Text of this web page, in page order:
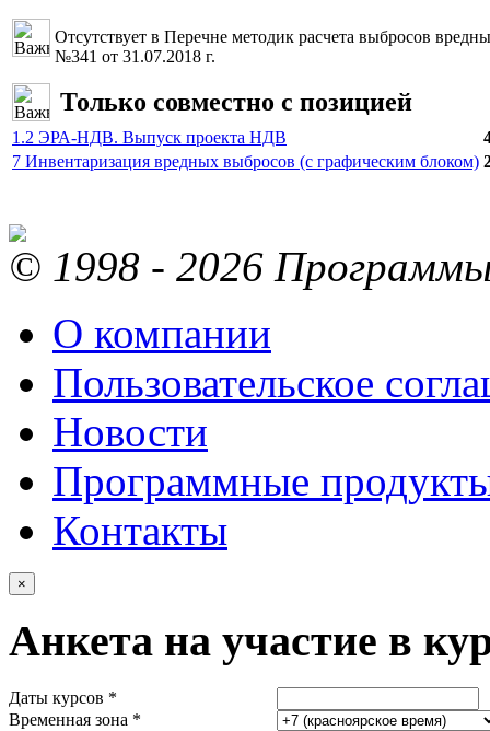
Отсутствует в Перечне методик расчета выбросов
№341 от 31.07.2018 г.
Только совместно с позицией
1.2 ЭРА-НДВ. Выпуск проекта НДВ
7 Инвентаризация вредных выбросов (с графическим блоком)
© 1998 - 2026 Программы
О компании
Пользовательское
Новости
Программные
Контакты
×
Анкета на участие в
Даты курсов *
Временная зона *